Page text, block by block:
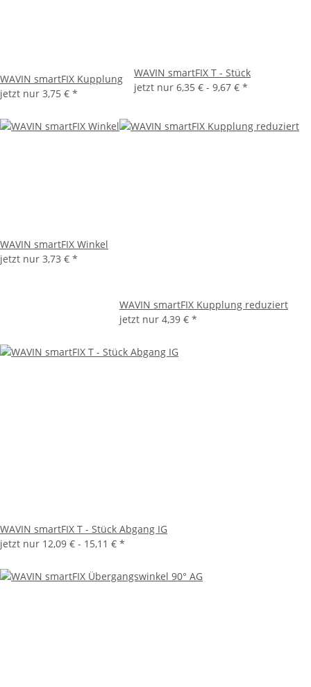
WAVIN smartFIX Kupplung
jetzt nur 3,75 € *
WAVIN smartFIX T - Stück
jetzt nur 6,35 € - 9,67 € *
WAVIN smartFIX Winkel
jetzt nur 3,73 € *
WAVIN smartFIX Kupplung reduziert
jetzt nur 4,39 € *
WAVIN smartFIX T - Stück Abgang IG
jetzt nur 12,09 € - 15,11 € *